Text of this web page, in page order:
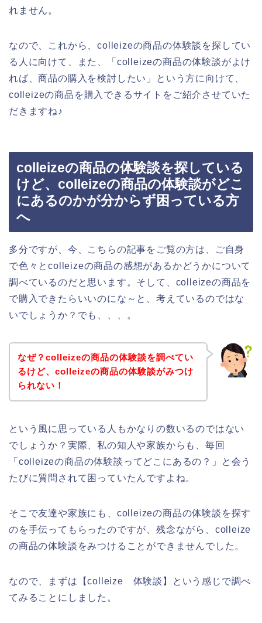
れません。
なので、これから、colleizeの商品の体験談を探してい
る人に向けて、また、「colleizeの商品の体験談がよけ
れば、商品の購入を検討したい」という方に向けて、
colleizeの商品を購入できるサイトをご紹介させていた
だきますね♪
colleizeの商品の体験談を探している
けど、colleizeの商品の体験談がどこ
にあるのかが分からず困っている方
へ
多分ですが、今、こちらの記事をご覧の方は、ご自身
で色々とcolleizeの商品の感想があるかどうかについて
調べているのだと思います。そして、colleizeの商品を
で購入できたらいいのにな～と、考えているのではな
いでしょうか？でも、、、。
なぜ？colleizeの商品の体験談を調べてい
るけど、colleizeの商品の体験談がみつけ
られない！
という風に思っている人もかなりの数いるのではない
でしょうか？実際、私の知人や家族からも、毎回
「colleizeの商品の体験談ってどこにあるの？」と会う
たびに質問されて困っていたんですよね。
そこで友達や家族にも、colleizeの商品の体験談を探す
のを手伝ってもらったのですが、残念ながら、colleize
の商品の体験談をみつけることができませんでした。
なので、まずは【colleize 体験談】という感じで調べ
てみることにしました。